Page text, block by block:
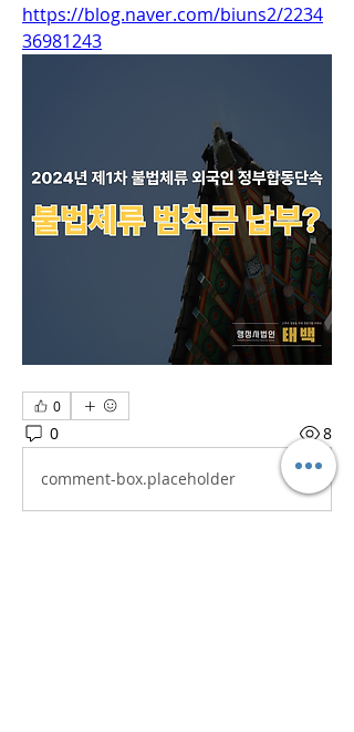
https://blog.naver.com/biuns2/2234
36981243
0
0 8
comment-box.placeholder